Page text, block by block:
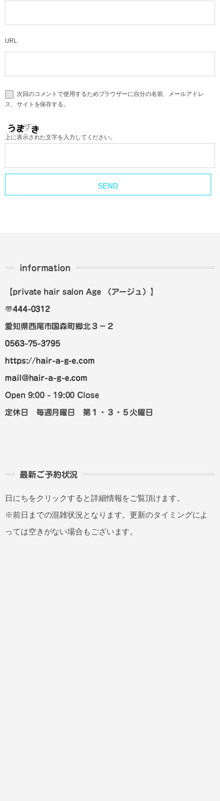
URL
次回のコメントで使用するためブラウザーに自分の名前、メールアドレ
ス、サイトを保存する。
上に表示された文字を入力してください。
information
【private hair salon Age （アージュ） 】
〠444-0312
愛知県西尾市国森町郷北３－２
0563-75-3795
https://hair-a-g-e.com
mail@hair-a-g-e.com
Open 9:00 - 19:00 Close
定休日 毎週月曜日 第１・３・５火曜日
最新ご予約状況
日にちをクリックすると詳細情報をご覧頂けます。
※前日までの混雑状況となります。更新のタイミングによ
っては空きがない場合もございます。